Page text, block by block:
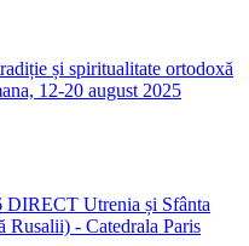
și spiritualitate ortodoxă
12-20 august 2025
DIRECT Utrenia și Sfânta
- Catedrala Paris